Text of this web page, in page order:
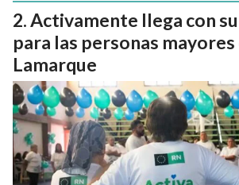
Activamente llega con
para las personas mayores
Lamarque